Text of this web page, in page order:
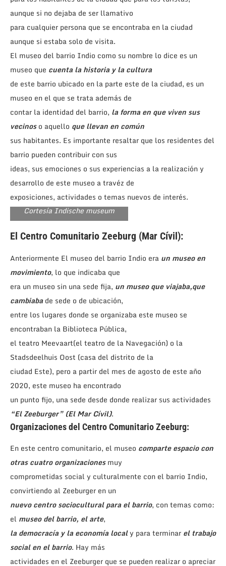
aunque si no dejaba de ser llamativo
para cualquier persona que se encontraba en la ciudad
aunque si estaba solo de visita.
El museo del barrio Indio como su nombre lo dice es un
museo que cuenta la historia y la cultura
de este barrio ubicado en la parte este de la ciudad, es un
museo en el que se trata además de
contar la identidad del barrio, la forma en que viven sus
vecinoso aquello que llevan en común
sus habitantes. Es importante resaltar que los residentes del
barrio pueden contribuir con sus
ideas, sus emociones o sus experiencias a la realización y
desarrollo de este museo a travéz de
exposiciones, actividades o temas nuevos de interés.
Cortesía Indische museum
El Centro Comunitario Zeeburg (Mar Cívil):
Anteriormente El museo del barrio Indio era un museo en
movimiento, lo que indicaba que
era un museo sin una sede fija, un museo que viajaba,que
cambiabade sede o de ubicación,
entre los lugares donde se organizaba este museo se
encontraban la Biblioteca Pública,
el teatro Meevaart(el teatro de la Navegación) o la
Stadsdeelhuis Oost (casa del distrito de la
ciudad Este), pero a partir del mes de agosto de este año
2020, este museo ha encontrado
un punto fijo, una sede desde donde realizar sus actividades
“El Zeeburger” (El Mar Cívil).
Organizaciones del Centro Comunitario Zeeburg:
En este centro comunitario, el museo comparte espacio con
otras cuatro organizacionesmuy
comprometidas social y culturalmente con el barrio Indio,
convirtiendo al Zeeburger en un
nuevo centro sociocultural para el barrio, con temas como:
el museo del barrio, el arte,
la democracía y la economía localy para terminar el trabajo
social en el barrio. Hay más
actividades en el Zeeburger que se pueden realizar o apreciar